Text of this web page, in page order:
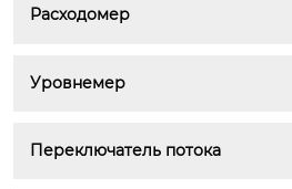
Расходомер
Уровнемер
Переключатель потока